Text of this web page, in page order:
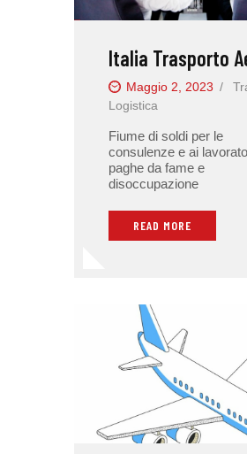
Italia Trasporto
Maggio 2, 2023
Logistica
Fiume di soldi per le
consulenze e ai
paghe da fame e
disoccupazione
READ MORE